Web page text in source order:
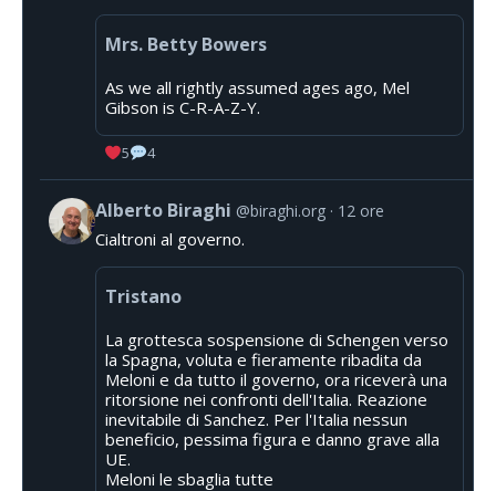
Mrs. Betty Bowers
As we all rightly assumed ages ago, Mel
Gibson is C-R-A-Z-Y.
5 4
Alberto Biraghi @biraghi.org 12 ore
Cialtroni al governo.
Tristano
La grottesca sospensione di Schengen verso
la Spagna, voluta e fieramente ribadita da
Meloni e da tutto il governo, ora riceverà una
ritorsione nei confronti dell'Italia. Reazione
inevitabile di Sanchez. Per l'Italia nessun
beneficio, pessima figura e danno grave alla
UE.
Meloni le sbaglia tutte